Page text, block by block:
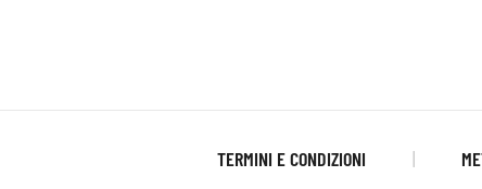
TERMINI E CONDIZIONI